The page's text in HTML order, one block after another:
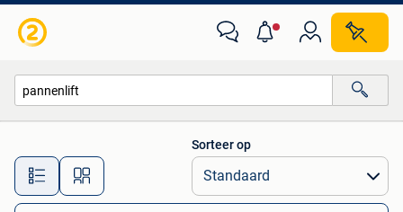
Alle afstanden…
Sorteer op